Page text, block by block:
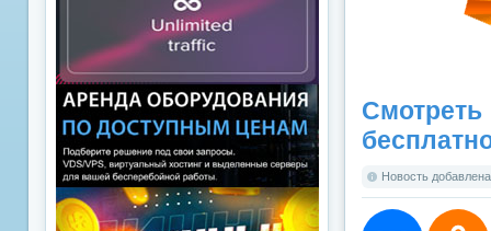
Новость